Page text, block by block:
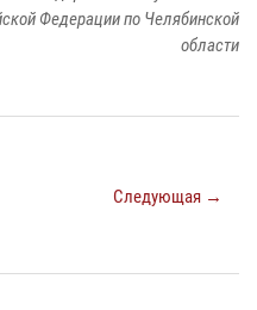
Федерации по Челябинской
области
Следующая →